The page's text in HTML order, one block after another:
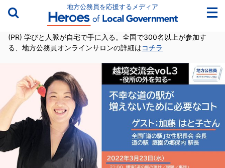
地方公務員を応援するメディア
(PR) 学びと人脈が自宅で手に入る。全国で300名以上が参加す
る、地方公務員オンラインサロンの詳細はコチラ